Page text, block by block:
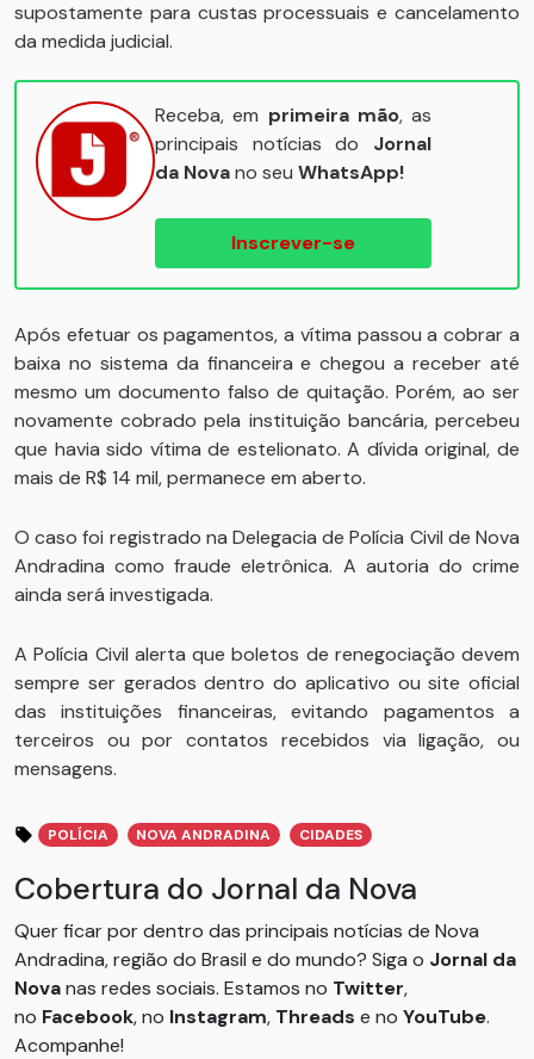
supostamente para custas processuais e cancelamento
da medida judicial.
Receba, em primeira mão, as
principais notícias do Jornal
da Novano seu WhatsApp!
Inscrever-se
Após efetuar os pagamentos, a vítima passou a cobrar a
baixa no sistema da financeira e chegou a receber até
mesmo um documento falso de quitação. Porém, ao ser
novamente cobrado pela instituição bancária, percebeu
que havia sido vítima de estelionato. A dívida original, de
mais de R$ 14 mil, permanece em aberto.
O caso foi registrado na Delegacia de Polícia Civil de Nova
Andradina como fraude eletrônica. A autoria do crime
ainda será investigada.
A Polícia Civil alerta que boletos de renegociação devem
sempre ser gerados dentro do aplicativo ou site oficial
das instituições financeiras, evitando pagamentos a
terceiros ou por contatos recebidos via ligação, ou
mensagens.
POLÍCIA NOVA ANDRADINA CIDADES
Cobertura do Jornal da Nova
Quer ficar por dentro das principais notícias de Nova
Andradina, região do Brasil e do mundo? Siga o Jornal da
Novanas redes sociais. Estamos no Twitter,
no Facebook, no Instagram, Threads e no YouTube.
Acompanhe!